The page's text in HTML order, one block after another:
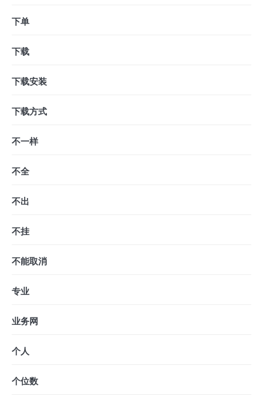
下单
下载
下载安装
下载方式
不一样
不全
不出
不挂
不能取消
专业
业务网
个人
个位数